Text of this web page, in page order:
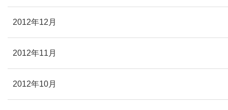
2012年12月
2012年11月
2012年10月